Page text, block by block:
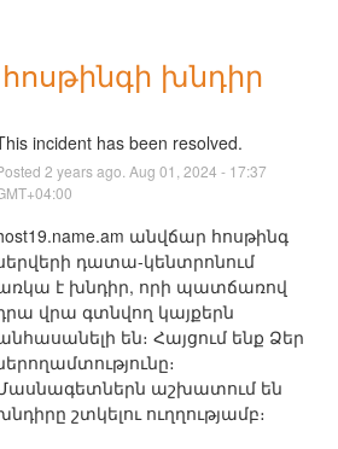
խնդիր
incident has been resolved.
2 years ago. Aug 01 2024 - 17:37
անվճար հոսթինգ
դատա-կենտրոնում
է խնդիր, որի պատճառով
վրա գտնվող կայքերն
են։ Հայցում ենք Ձեր
աշխատում են
շտկելու ուղղությամբ։